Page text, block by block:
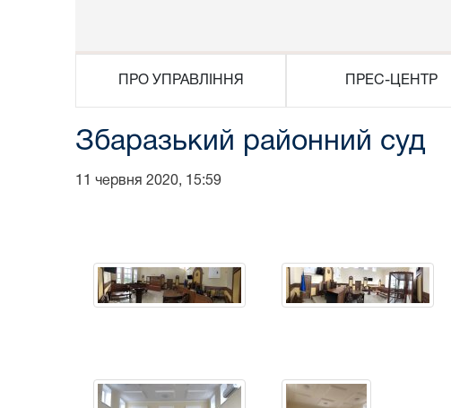
ПРО УПРАВЛІННЯ ПРЕС-ЦЕНТР
Збаразький районний суд
11 червня 2020, 15:59